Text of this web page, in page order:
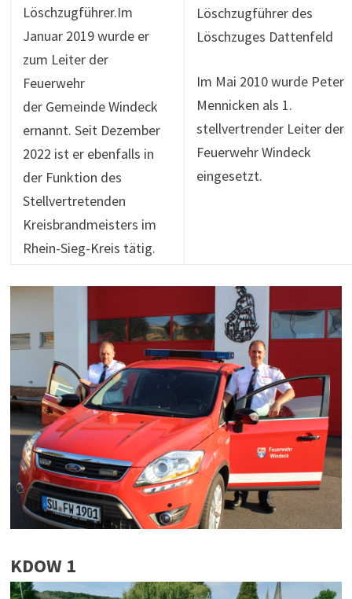
Löschzugführer.Im
Januar 2019 wurde er
zum Leiter der
Feuerwehr
der Gemeinde Windeck
ernannt. Seit Dezember
2022 ist er ebenfalls in
der Funktion des
Stellvertretenden
Kreisbrandmeisters im
Rhein-Sieg-Kreis tätig.
Löschzugführer des
Löschzuges Dattenfeld
Im Mai 2010 wurde Peter
Mennicken als 1.
stellvertrender Leiter der
Feuerwehr Windeck
eingesetzt.
KDOW 1